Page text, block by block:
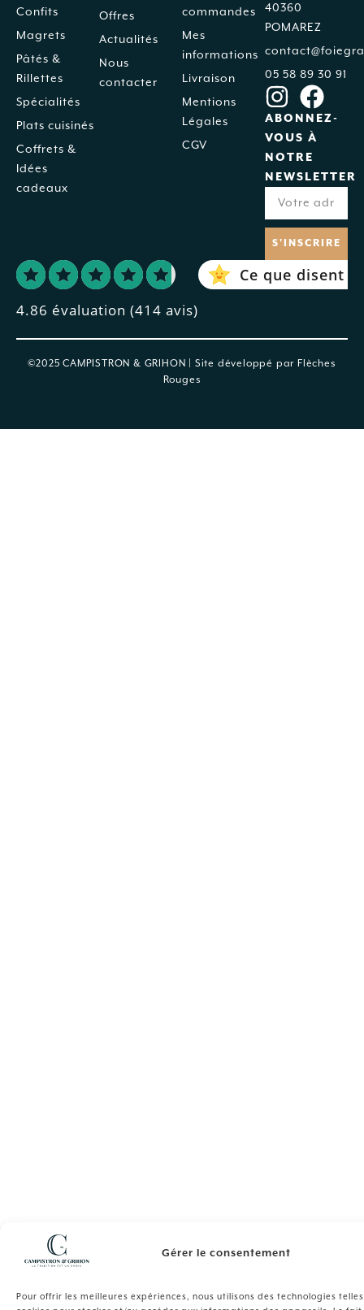
Gérer le consentement
Pour offrir les meilleures expériences, nous utilisons des technologies
Confits
Magrets
Pâtés &
Rillettes
Spécialités
Plats cuisinés
Coffrets &
Idées
cadeaux
Offres
Actualités
Nous
contacter
commandes
Mes
informations
Livraison
Mentions
Légales
CGV
40360
POMAREZ
05 58 89 30 91
ABONNEZ-
VOUS À
NOTRE
NEWSLETTER
S'INSCRIRE
Ce que disent
4.86 évaluation (414 avis)
©2025 CAMPISTRON & GRIHON | Site développé par Flèches
Rouges